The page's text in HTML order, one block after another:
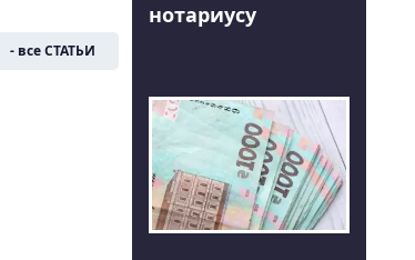
- все СТАТЬИ
нотариусу